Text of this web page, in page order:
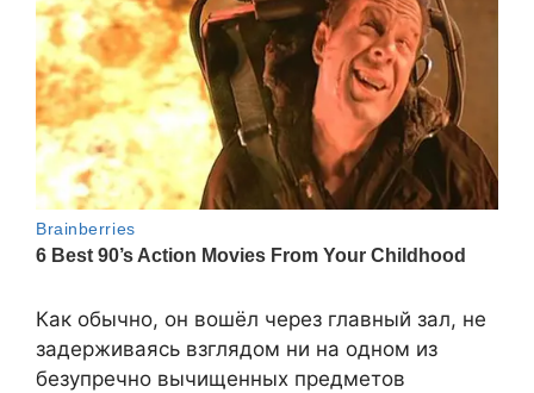
Как обычно, он вошёл через главный зал, не
задерживаясь взглядом ни на одном из
безупречно вычищенных предметов